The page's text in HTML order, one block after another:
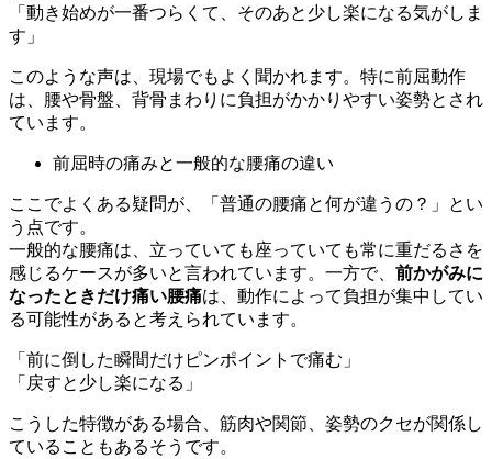
「動き始めが一番つらくて、そのあと少し楽になる気がしま
す」
このような声は、現場でもよく聞かれます。特に前屈動作
は、腰や骨盤、背骨まわりに負担がかかりやすい姿勢とされ
ています。
前屈時の痛みと一般的な腰痛の違い
ここでよくある疑問が、「普通の腰痛と何が違うの？」とい
う点です。
一般的な腰痛は、立っていても座っていても常に重だるさを
感じるケースが多いと言われています。一方で、 前かがみに
なったときだけ痛い腰痛は、動作によって負担が集中してい
る可能性があると考えられています。
「前に倒した瞬間だけピンポイントで痛む」
「戻すと少し楽になる」
こうした特徴がある場合、筋肉や関節、姿勢のクセが関係し
ていることもあるそうです。